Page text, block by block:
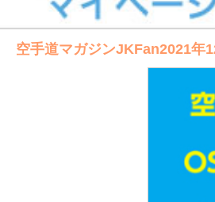
空手道マガジンJKFan2021年